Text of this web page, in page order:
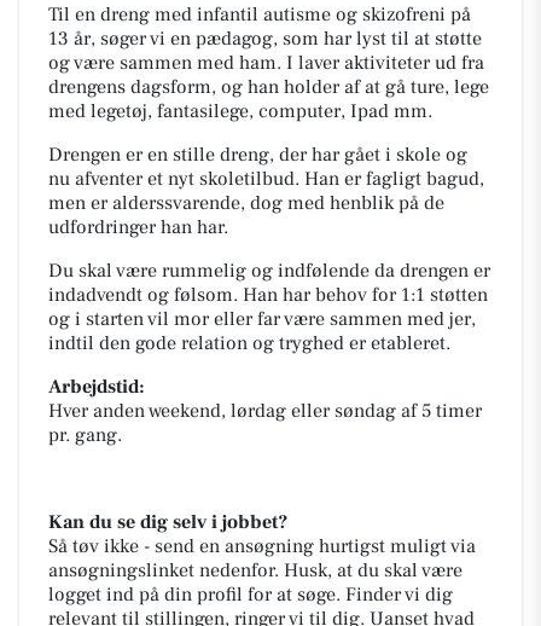
Til en dreng med infantil autisme og skizofreni på
13 år, søger vi en pædagog, som har lyst til at støtte
og være sammen med ham. I laver aktiviteter ud fra
drengens dagsform, og han holder af at gå ture, lege
med legetøj, fantasilege, computer, Ipad mm.
Drengen er en stille dreng, der har gået i skole og
nu afventer et nyt skoletilbud. Han er fagligt bagud,
men er alderssvarende, dog med henblik på de
udfordringer han har.
Du skal være rummelig og indfølende da drengen er
indadvendt og følsom. Han har behov for 1:1 støtten
og i starten vil mor eller far være sammen med jer,
indtil den gode relation og tryghed er etableret.
Arbejdstid:
Hver anden weekend, lørdag eller søndag af 5 timer
pr. gang.
Kan du se dig selv i jobbet?
Så tøv ikke - send en ansøgning hurtigst muligt via
ansøgningslinket nedenfor. Husk, at du skal være
logget ind på din profil for at søge. Finder vi dig
relevant til stillingen, ringer vi til dig. Uanset hvad